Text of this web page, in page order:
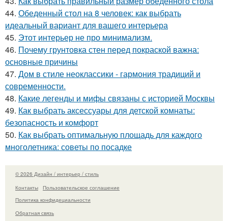
44. Обеденный стол на 8 человек: как выбрать
идеальный вариант для вашего интерьера
45. Этот интерьер не про минимализм.
46. Почему грунтовка стен перед покраской важна:
основные причины
47. Дом в стиле неоклассики - гармония традиций и
современности.
48. Какие легенды и мифы связаны с историей Москвы
49. Как выбрать аксессуары для детской комнаты:
безопасность и комфорт
50. Как выбрать оптимальную площадь для каждого
многолетника: советы по посадке
© 2026 Дизайн / интерьер / стиль
Контакты
Пользовательское соглашение
Политика конфидециальности
Обратная связь